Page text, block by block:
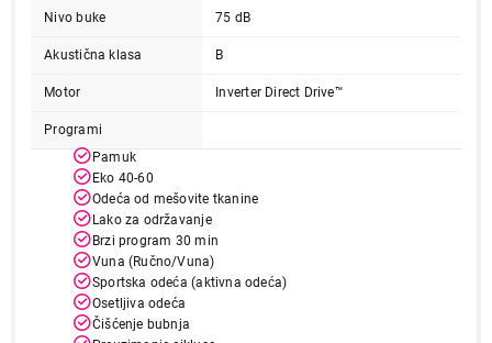
Nivo buke 75 dB
Akustična klasa B
Motor Inverter Direct Drive™
Programi
Pamuk
Eko 40-60
Odeća od mešovite tkanine
Lako za održavanje
Brzi program 30 min
Vuna (Ručno/Vuna)
Sportska odeća (aktivna odeća)
Osetljiva odeća
Čišćenje bubnja
MAŠINE ZA PRANJE VEŠA
LG F4X1009NWB
Proizvod je dodat u korpu.
Ukupno u korpi:0,00
Nastavi kupovinu